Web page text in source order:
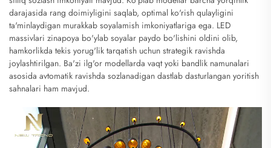
darajasida rang doimiyligini saqlab, optimal ko'rish qulayligini
ta'minlaydigan murakkab soyalamish imkoniyatlariga ega. LED
massivlari zinapoya bo'ylab soyalar paydo bo'lishini oldini olib,
hamkorlikda tekis yorug'lik tarqatish uchun strategik ravishda
joylashtirilgan. Ba'zi ilg'or modellarda vaqt yoki bandlik namunalari
asosida avtomatik ravishda sozlanadigan dastlab dasturlangan yoritish
sahnalari ham mavjud.